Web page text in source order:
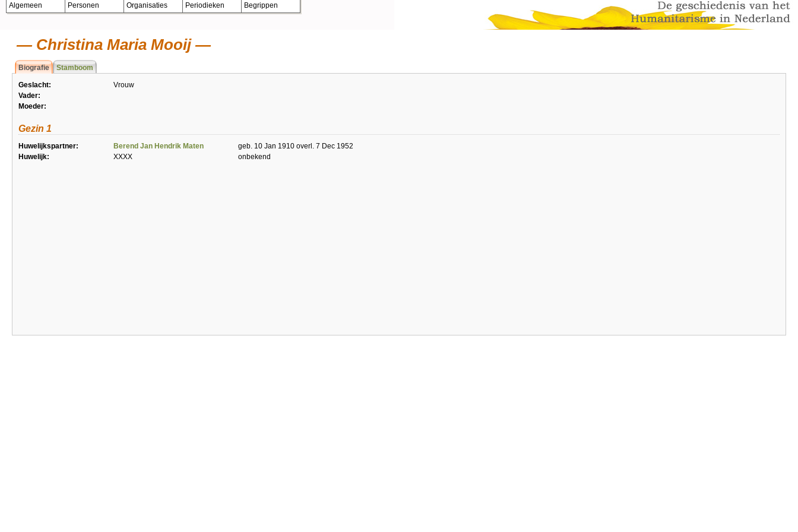
Algemeen Personen Organisaties Periodieken Begrippen
Christina Maria Mooij
Biografie Stamboom
Geslacht:
Vrouw
Vader:
Moeder:
Gezin 1
Huwelijkspartner: Berend Jan Hendrik Maten
geb. 10 Jan 1910 overl. 7 Dec 1952
Huwelijk:
XXXX onbekend